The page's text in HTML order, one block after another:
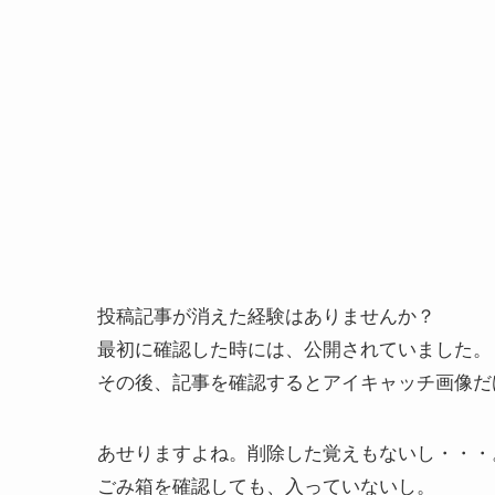
投稿記事が消えた経験はありませんか？
最初に確認した時には、公開されていました。
その後、記事を確認するとアイキャッチ画像だ
あせりますよね。削除した覚えもないし・・・
ごみ箱を確認しても、入っていないし。